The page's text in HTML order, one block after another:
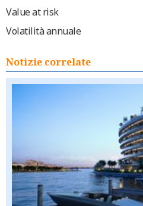
Value at risk
Volatilità annuale
Notizie correlate